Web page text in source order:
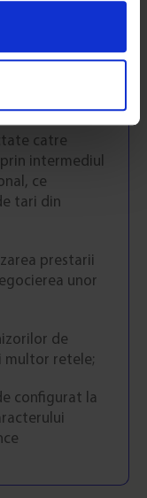
Verde si
catre
intermediul
ce
tari din
prestarii
unor
de
multor retele;
configurat la